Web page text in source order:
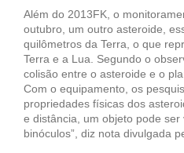
Além do 2013FK, o
outubro, um outro asteroide,
quilômetros da Terra, o que
Terra e a Lua. Segundo o
colisão entre o asteroide e o
Com o equipamento, os
propriedades físicas dos
e distância, um objeto pode
binóculos”, diz nota divulgada